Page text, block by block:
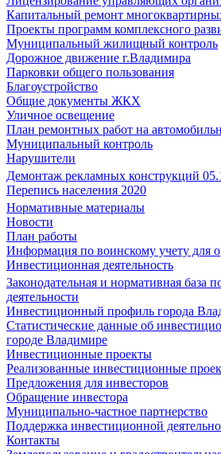
Капитальный ремонт
Проекты программ комплексного
Муниципальный жилищный контроль
Дорожное движение г.Владимира
Парковки общего пользования
Благоустройство
Общие документы ЖКХ
Уличное освещение
План ремонтных работ на
Муниципальный контроль
Нарушители
Демонтаж рекламных конструкций
Перепись населения 2020
Нормативные материалы
Новости
План работы
Информация по воинскому учету для
Инвестиционная деятельность
Законодательная и нормативная база
деятельности
Инвестиционный профиль города
Статистические данные об
городе Владимире
Инвестиционные проекты
Реализованные инвестиционные
Предложения для инвесторов
Обращение инвестора
Муниципально-частное партнерство
Поддержка инвестиционной
Контакты